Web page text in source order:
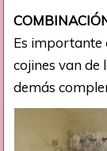
Es importante
cojines van de
demás